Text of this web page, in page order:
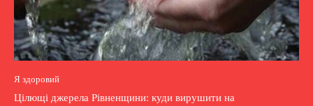
Я здоровий
Цілющі джерела Рівненщини: куди вирушити на